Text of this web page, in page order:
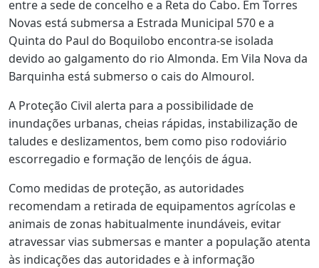
entre a sede de concelho e a Reta do Cabo. Em Torres
Novas está submersa a Estrada Municipal 570 e a
Quinta do Paul do Boquilobo encontra‑se isolada
devido ao galgamento do rio Almonda. Em Vila Nova da
Barquinha está submerso o cais do Almourol.
A Proteção Civil alerta para a possibilidade de
inundações urbanas, cheias rápidas, instabilização de
taludes e deslizamentos, bem como piso rodoviário
escorregadio e formação de lençóis de água.
Como medidas de proteção, as autoridades
recomendam a retirada de equipamentos agrícolas e
animais de zonas habitualmente inundáveis, evitar
atravessar vias submersas e manter a população atenta
às indicações das autoridades e à informação